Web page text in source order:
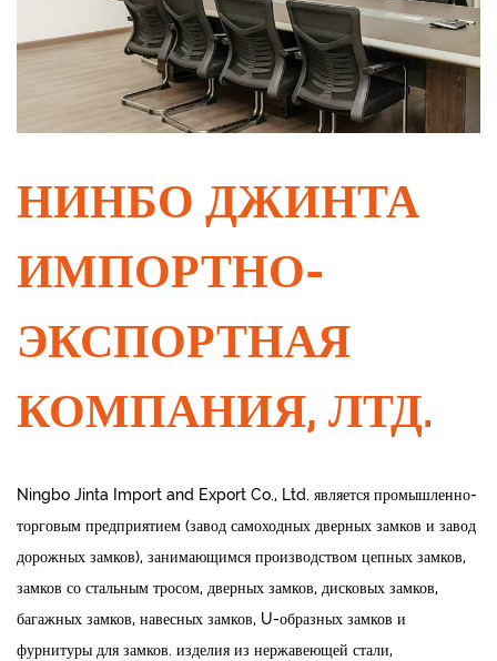
НИНБО ДЖИНТА
ИМПОРТНО-
ЭКСПОРТНАЯ
КОМПАНИЯ, ЛТД.
Ningbo Jinta Import and Export Co., Ltd. является промышленно-
торговым предприятием (завод самоходных дверных замков и завод
дорожных замков), занимающимся производством цепных замков,
замков со стальным тросом, дверных замков, дисковых замков,
багажных замков, навесных замков, U-образных замков и
фурнитуры для замков. изделия из нержавеющей стали,